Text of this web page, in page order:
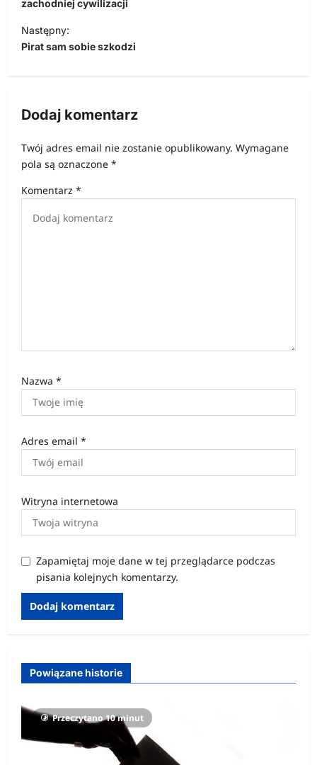
w
i
g
j
w
i
zachodniej cywilizacji
Następny:
Pirat sam sobie szkodzi
Dodaj komentarz
Twój adres email nie zostanie opublikowany. Wymagane
pola są oznaczone *
Komentarz *
Nazwa *
Adres email *
Witryna internetowa
Zapamiętaj moje dane w tej przeglądarce podczas
pisania kolejnych komentarzy.
Powiązane historie
Przeczytano 10 minut